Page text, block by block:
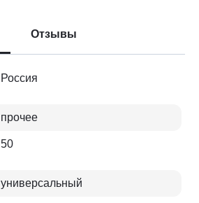
Отзывы
Россия
прочее
50
универсальный